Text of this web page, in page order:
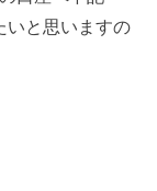
いと思いますの